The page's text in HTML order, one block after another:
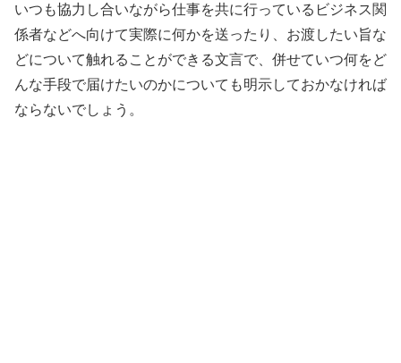
いつも協力し合いながら仕事を共に行っているビジネス関
係者などへ向けて実際に何かを送ったり、お渡したい旨な
どについて触れることができる文言で、併せていつ何をど
んな手段で届けたいのかについても明示しておかなければ
ならないでしょう。